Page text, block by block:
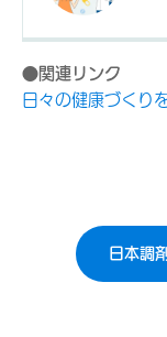
●関連リンク
日々の健康づくり
日本調